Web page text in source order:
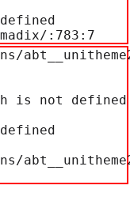
madix/:783:7
is not defined